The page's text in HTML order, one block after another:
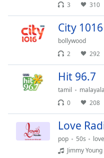
window.
Text
3
310
City 1016
bollywood
2
292
Hit 96.7
tamil
0
208
Love
pop 50s
Jimmy